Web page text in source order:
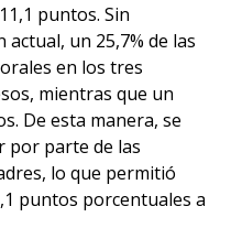
puntos. Sin
un 25,7% de las
en los tres
mientras que un
De esta manera, se
por parte de las
lo que permitió
puntos porcentuales a